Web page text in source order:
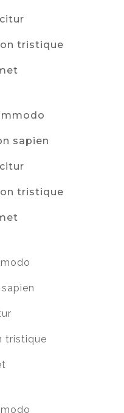
tristique
sapien
tristique
tristique